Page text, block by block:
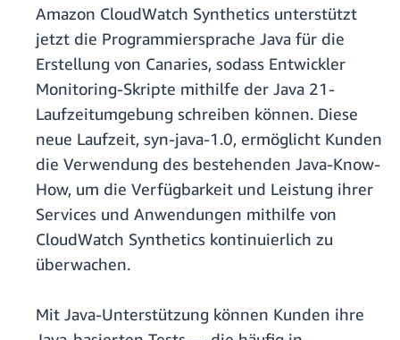
Amazon CloudWatch Synthetics unterstützt
jetzt die Programmiersprache Java für die
Erstellung von Canaries, sodass Entwickler
Monitoring-Skripte mithilfe der Java 21-
Laufzeitumgebung schreiben können. Diese
neue Laufzeit, syn-java-1.0, ermöglicht Kunden
die Verwendung des bestehenden Java-Know-
How, um die Verfügbarkeit und Leistung ihrer
Services und Anwendungen mithilfe von
CloudWatch Synthetics kontinuierlich zu
überwachen.
Mit Java-Unterstützung können Kunden ihre